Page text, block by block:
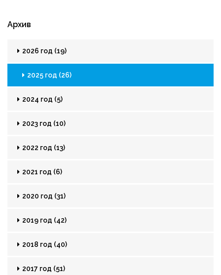
Архив
2026 год (19)
2025 год (26)
2024 год (5)
2023 год (10)
2022 год (13)
2021 год (6)
2020 год (31)
2019 год (42)
2018 год (40)
2017 год (51)